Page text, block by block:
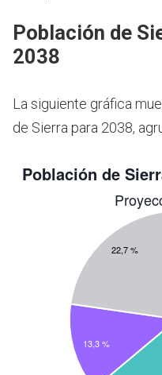
Población de
2038
La siguiente gráfica
de Sierra para 2038,